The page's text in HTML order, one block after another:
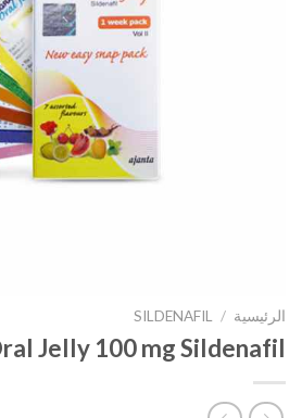
الرئيسية /
SILDENAFIL
Jelly 100 mg Sildenafil